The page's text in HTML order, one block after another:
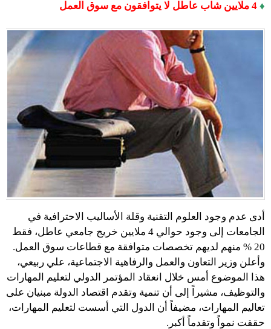
♦ 4 ملايين شاب عاطل لا يتوافقون مع سوق العمل
أدى عدم وجود العلوم التقنية وقلة الأساليب الاحترافية في
الجامعات إلى وجود حوالي 4 ملايين خريج جامعي عاطل، فقط
20 % منهم لديهم تخصصات متوافقة مع قطاعات سوق العمل.
وأعلن وزير التعاون والعمل والرفاهية الاجتماعية، علي ربيعي،
هذا الموضوع أمس خلال انعقاد المؤتمر الدولي لتعليم المهارات
والتوظيف، مشيراً إلى أن تنمية وتقدم اقتصاد الدولة مبنيان على
تعاليم المهارات، مضيفاً أن الدول التي أسست لتعليم المهارات،
حققت نمواً وتقدماً أكبر.